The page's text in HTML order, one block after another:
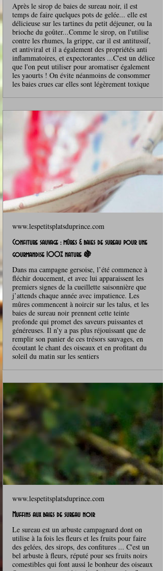
Après le sirop de baies de sureau noir, il est
temps de faire quelques pots de gelée... elle est
délicieuse sur les tartines du petit déjeuner, ou la
brioche du goûter...Comme le sirop, on l'utilise
contre les rhumes, la grippe, car il est antitussif,
et antiviral et il a également des propriétés anti
inflammatoires, et expectorantes ...C'est un délice
que l'on peut utiliser pour aromatiser également
les yaourts ! On évite néanmoins de consommer
les baies crues car elles sont légèrement toxique
www.lespetitsplatsduprince.com
Confiture sauvage : mûres & baies de sureau pour une
gourmandise 100% nature 🍇
Dans ma campagne gersoise, l’été commence à
fléchir doucement, et avec lui apparaissent les
premiers signes de la cueillette saisonnière que
j’attends chaque année avec impatience. Les
mûres commencent à noircir sur les talus, et les
baies de sureau noir prennent cette teinte
profonde qui promet des saveurs puissantes et
généreuses. Il n’y a pas plus réjouissant que de
remplir son panier de ces trésors sauvages, en
écoutant le chant des oiseaux et en profitant du
soleil du matin sur les sentiers
www.lespetitsplatsduprince.com
Muffins aux baies de sureau noir
Le sureau est un arbuste campagnard dont on
utilise à la fois les fleurs et les fruits pour faire
des gelées, des sirops, des confitures ... C'est un
bel arbuste à fleurs, réputé pour ses fruits noirs
comestibles qui font aussi le bonheur des oiseaux